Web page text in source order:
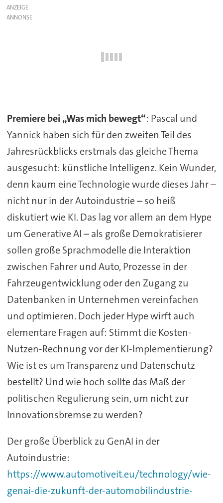
ANZEIGE
Premiere bei „Was mich bewegt“: Pascal und
Yannick haben sich für den zweiten Teil des
Jahresrückblicks erstmals das gleiche Thema
ausgesucht: künstliche Intelligenz. Kein Wunder,
denn kaum eine Technologie wurde dieses Jahr –
nicht nur in der Autoindustrie – so heiß
diskutiert wie KI. Das lag vor allem an dem Hype
um Generative AI – als große Demokratisierer
sollen große Sprachmodelle die Interaktion
zwischen Fahrer und Auto, Prozesse in der
Fahrzeugentwicklung oder den Zugang zu
Datenbanken in Unternehmen vereinfachen
und optimieren. Doch jeder Hype wirft auch
elementare Fragen auf: Stimmt die Kosten-
Nutzen-Rechnung vor der KI-Implementierung?
Wie ist es um Transparenz und Datenschutz
bestellt? Und wie hoch sollte das Maß der
politischen Regulierung sein, um nicht zur
Innovationsbremse zu werden?
Der große Überblick zu GenAI in der
Autoindustrie:
https://www.automotiveit.eu/technology/wie-
genai-die-zukunft-der-automobilindustrie-